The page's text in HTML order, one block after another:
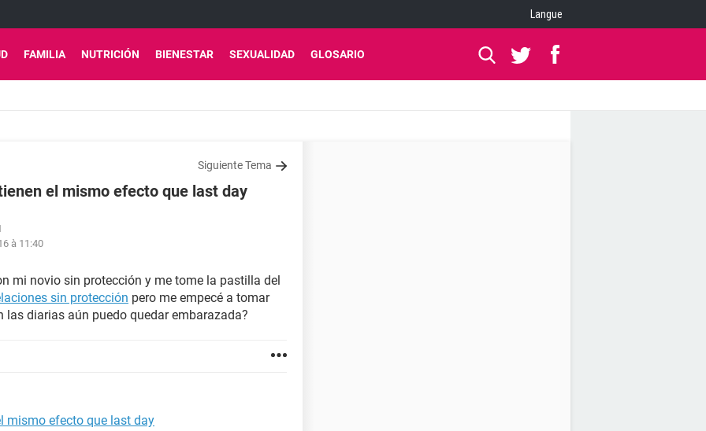
Langue
FAMILIA NUTRICIÓN BIENESTAR SEXUALIDAD GLOSARIO
Siguiente Tema
el mismo efecto que last day
à 11:40
mi novio sin protección y me tome la pastilla del
sin protección pero me empecé a tomar
diarias aún puedo quedar embarazada?
mismo efecto que last day